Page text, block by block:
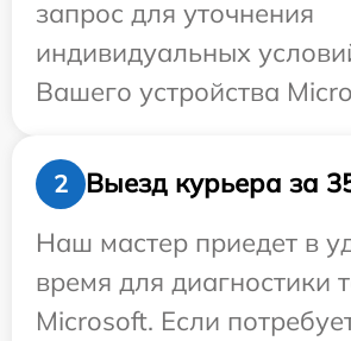
запрос для уточнения
индивидуальных
Вашего устройства
2
Выезд курьера за
Наш мастер приедет в
время для диагностики
Microsoft. Если